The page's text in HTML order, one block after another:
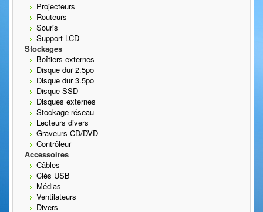
Projecteurs
Routeurs
Souris
Support LCD
Stockages
Boîtiers externes
Disque dur 2.5po
Disque dur 3.5po
Disque SSD
Disques externes
Stockage réseau
Lecteurs divers
Graveurs CD/DVD
Contrôleur
Accessoires
Câbles
Clés USB
Médias
Ventilateurs
Divers